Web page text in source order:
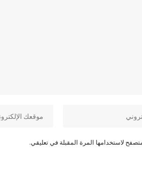
لاستخدامها المرة المقبلة في تعليقي.